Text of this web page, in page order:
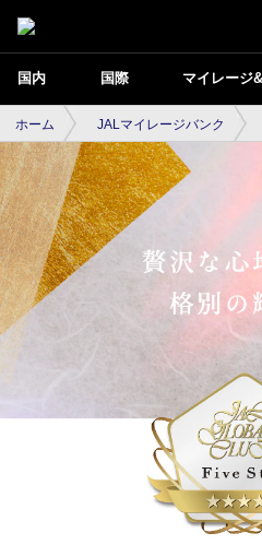
国内 国際 マイレージ
ホーム JALマイレージバンク
JGC Five Star（